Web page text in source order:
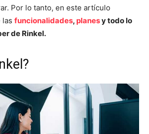
Por lo tanto, en este artículo
las funcionalidades, planesy todo lo
de Rinkel.